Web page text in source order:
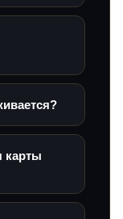
карты